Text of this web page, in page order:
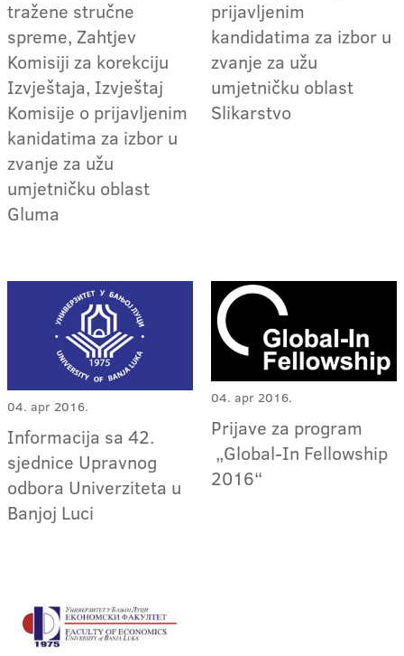
tražene stručne
spreme, Zahtjev
Komisiji za korekciju
Izvještaja, Izvještaj
Komisije o prijavljenim
kanidatima za izbor u
zvanje za užu
umjetničku oblast
Gluma
prijavljenim
kandidatima za izbor u
zvanje za užu
umjetničku oblast
Slikarstvo
04. apr 2016.
Informacija sa 42.
sjednice Upravnog
odbora Univerziteta u
Banjoj Luci
04. apr 2016.
Prijave za program
„Global-In Fellowship
2016“